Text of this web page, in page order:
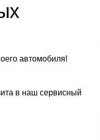
автомобиля!
в наш сервисный